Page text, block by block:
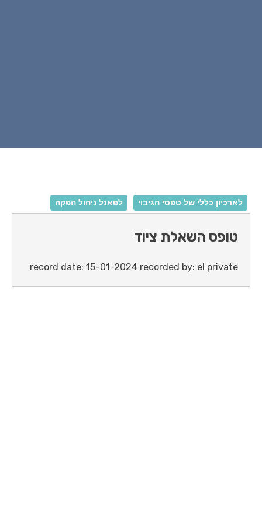
לארכיון כללי של טפסי הגיבוי לפאנל ניהול הפקה
טופס השאלת ציוד
record date: 15-01-2024 recorded by: el private